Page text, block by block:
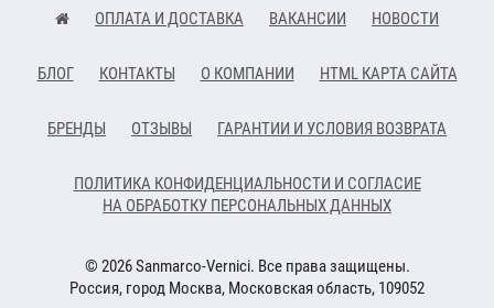
ОПЛАТА И ДОСТАВКА ВАКАНСИИ НОВОСТИ
БЛОГ КОНТАКТЫ О КОМПАНИИ HTML КАРТА САЙТА
БРЕНДЫ ОТЗЫВЫ ГАРАНТИИ И УСЛОВИЯ ВОЗВРАТА
ПОЛИТИКА КОНФИДЕНЦИАЛЬНОСТИ И СОГЛАСИЕ
НА ОБРАБОТКУ ПЕРСОНАЛЬНЫХ ДАННЫХ
© 2026 Sanmarco-Vernici. Все права защищены.
Россия, город Москва, Московская область, 109052